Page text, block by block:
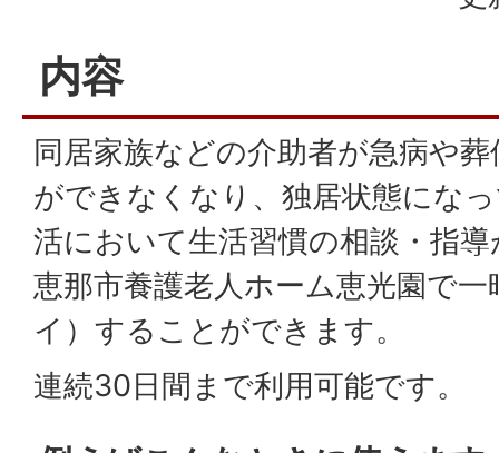
内容
同居家族などの介助者が急病や
ができなくなり、独居状態にな
活において生活習慣の相談・指
恵那市養護老人ホーム恵光園で
イ）することができます。
連続30日間まで利用可能です。